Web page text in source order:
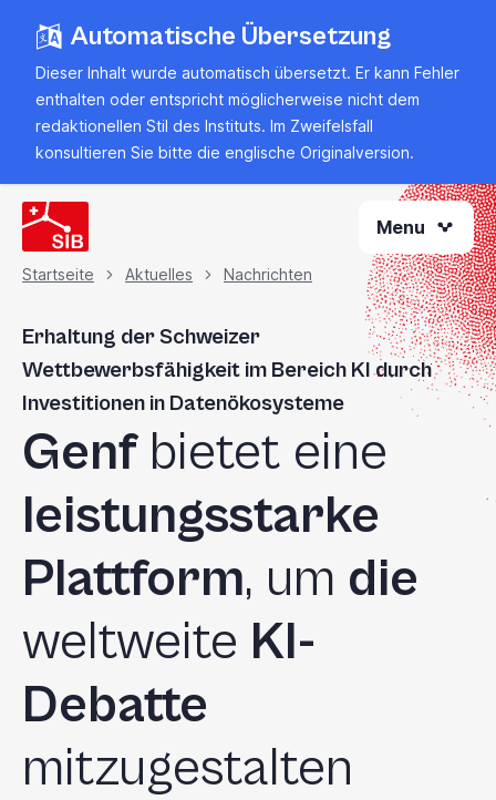
Hauptinhalt
springen
Automatische Übersetzung
Dieser Inhalt wurde automatisch übersetzt. Er kann Fehler
enthalten oder entspricht möglicherweise nicht dem
redaktionellen Stil des Instituts. Im Zweifelsfall
konsultieren Sie bitte die englische Originalversion.
Menu
Brotkrümel
Startseite Aktuelles Nachrichten
Erhaltung der Schweizer
Wettbewerbsfähigkeit im Bereich KI durch
Investitionen in Datenökosysteme
Genfbietet eine
leistungsstarke
Plattform, um die
weltweite KI-
Debatte
mitzugestalten